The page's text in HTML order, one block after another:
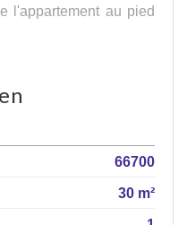
l'appartement au pied
66700
30 m²